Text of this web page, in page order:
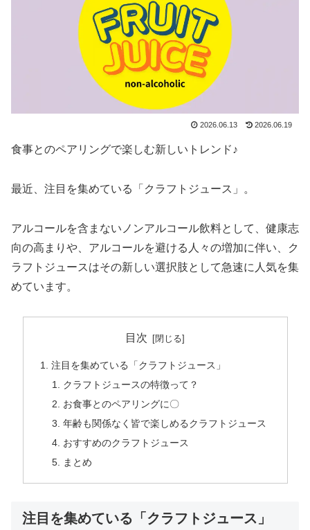
2026.06.13 2026.06.19
食事とのペアリングで楽しむ新しいトレンド♪
最近、注目を集めている「クラフトジュース」。
アルコールを含まないノンアルコール飲料として、健康志
向の高まりや、アルコールを避ける人々の増加に伴い、ク
ラフトジュースはその新しい選択肢として急速に人気を集
めています。
目次
注目を集めている「クラフトジュース」
クラフトジュースの特徴って？
お食事とのペアリングに〇
年齢も関係なく皆で楽しめるクラフトジュース
おすすめのクラフトジュース
まとめ
注目を集めている「クラフトジュース」